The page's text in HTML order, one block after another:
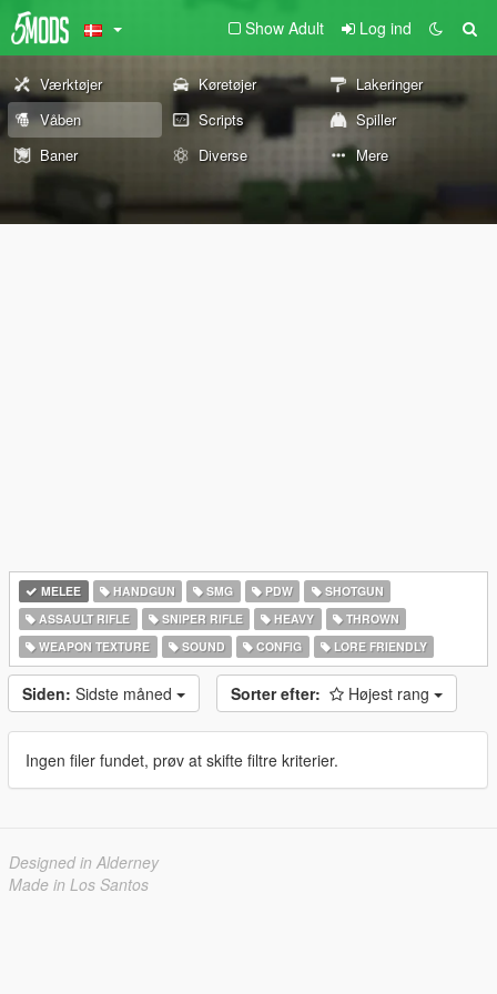
Show Adult Log ind
Værktøjer Køretøjer
Lakeringer
Våben
Scripts
Spiller
Baner
Diverse Mere
MELEE HANDGUN SMG PDW
SHOTGUN
ASSAULT RIFLE
SNIPER RIFLE HEAVY
THROWN
WEAPON TEXTURE
SOUND CONFIG LORE FRIENDLY
Siden: Sidste måned Sorter efter: Højest rang
Ingen filer fundet, prøv at skifte filtre kriterier.
Designed in Alderney
Made in Los Santos